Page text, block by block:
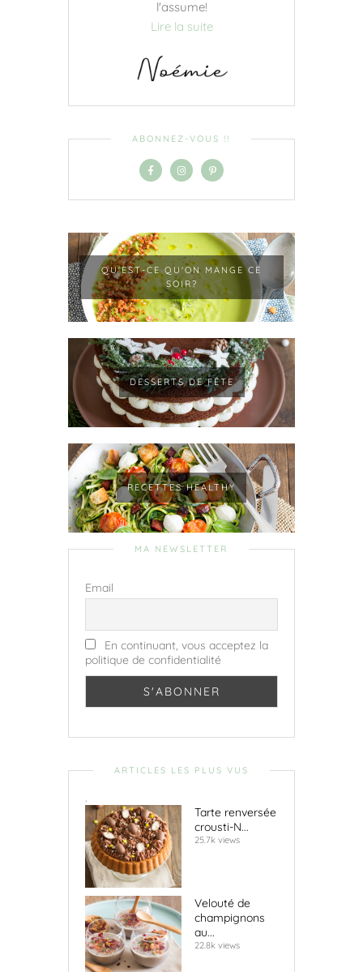
l'assume!
Lire la suite
ABONNEZ-VOUS !!
QU'EST-CE QU'ON MANGE CE
SOIR?
DESSERTS DE FÊTE
RECETTES HEALTHY
MA NEWSLETTER
Email
En continuant, vous acceptez la
politique de confidentialité
ARTICLES LES PLUS VUS
.
Tarte renversée
crousti-N...
25.7k views
Velouté de
champignons
au...
22.8k views